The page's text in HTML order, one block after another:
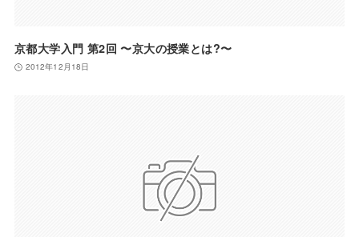
京都大学入門 第2回 〜京大の授業とは?〜
2012年12月18日